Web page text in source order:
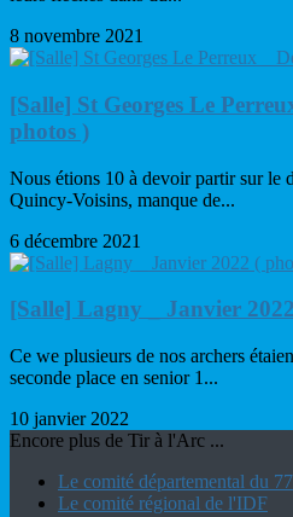
8 novembre 2021
[Salle] St Georges Le
photos )
Nous étions 10 à devoir partir sur le
Quincy-Voisins, manque de...
6 décembre 2021
[Salle] Lagny _ Janvier
Ce we plusieurs de nos archers
seconde place en senior 1...
10 janvier 2022
Encore plus de Tir à l'Arc ...
Le comité départemental du 77
Le comité régional de l'IDF